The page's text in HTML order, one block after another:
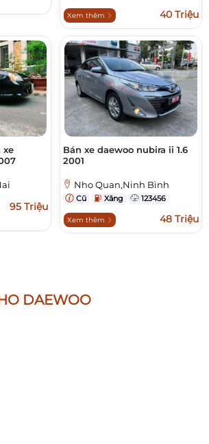
Xem thêm 40 Triệu
xe
95 Triệu
Bán xe daewoo nubira ii 1.6
2001
Nho Quan,Ninh Bình
Cũ Xăng 123456
Xem thêm 48 Triệu
DAEWOO